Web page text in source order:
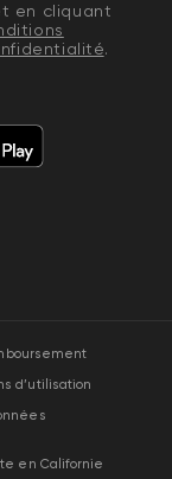
en cliquant
.
d’utilisation
en Californie